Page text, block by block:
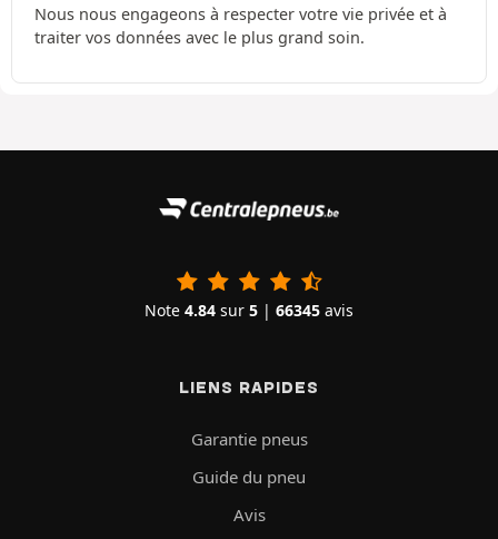
Nous nous engageons à respecter votre vie privée et à
traiter vos données avec le plus grand soin.
Note 4.84 sur 5 | 66345 avis
LIENS RAPIDES
Garantie pneus
Guide du pneu
Avis